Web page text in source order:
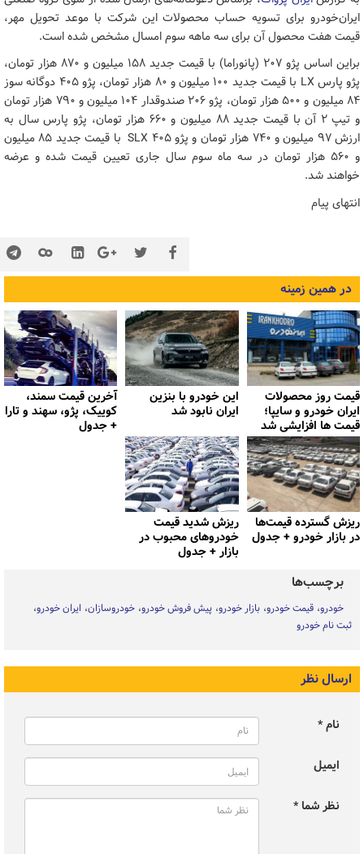
ایران‌خودرو برای تسویه حساب محصولات این شرکت با موعد تحویل مهر،
قیمت هفت محصول آن برای سه ماهه سوم امسال مشخص شده است.
براین اساس پژو ۲۰۷ (پانوراما) با قیمت جدید ۱۵۸ میلیون و ۸۷۰ هزار تومان،
پژو پارس LX با قیمت جدید ۱۰۰ میلیون و ۸۰ هزار تومان، پژو ۴۰۵ دوگانه سوز
۸۴ میلیون و ۵۰۰ هزار تومان، پژو ۲۰۶ صندوقدار ۱۰۴ میلیون و ۷۹۰ هزار تومان
و تیپ ۲ آن با قیمت جدید ۸۸ میلیون و ۶۶۰ هزار تومان، پژو پارس سال به
ارزش ۹۷ میلیون و ۷۴۰ هزار تومان و پژو ۴۰۵ SLX با قیمت جدید ۸۵ میلیون
و ۵۶۰ هزار تومان در سه ماه سوم سال جاری تعیین قیمت شده و عرضه
خواهند شد.
انتهای پیام
در همین زمینه
قیمت روز محصولات
ایران خودرو و سایپا؛
قیمت ها افزایشی شد
این خودرو با بنزین
ایران نابود شد
آخرین قیمت سمند،
کوییک، پژو، سهند و تارا
+ جدول
ریزش گسترده قیمت‌ها
در بازار خودرو + جدول
ریزش شدید قیمت
خودروهای محبوب در
بازار + جدول
برچسب‌ها
خودرو قیمت خودرو بازار خودرو پیش فروش خودرو خودروسازان ایران خودرو
ثبت نام خودرو
ارسال نظر
نام *
ایمیل
نظر شما *